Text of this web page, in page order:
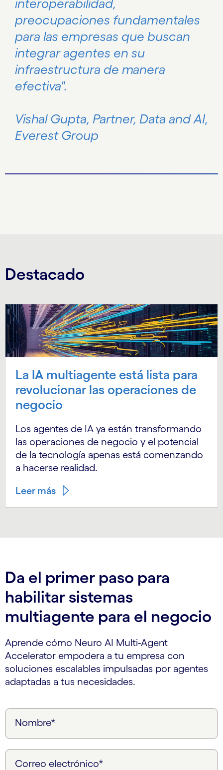
interoperabilidad,
preocupaciones fundamentales
para las empresas que buscan
integrar agentes en su
infraestructura de manera
efectiva".
Vishal Gupta, Partner, Data and AI,
Everest Group
Destacado
La IA multiagente está lista para
revolucionar las operaciones de
negocio
Los agentes de IA ya están transformando
las operaciones de negocio y el potencial
de la tecnología apenas está comenzando
a hacerse realidad.
Leer más
Da el primer paso para
habilitar sistemas
multiagente para el negocio
Aprende cómo Neuro AI Multi-Agent
Accelerator empodera a tu empresa con
soluciones escalables impulsadas por agentes
adaptadas a tus necesidades.
Nombre*
Correo electrónico*